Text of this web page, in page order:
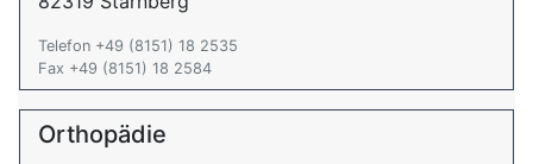
Telefon +49 (8151) 18 2535
Fax +49 (8151) 18 2584
Orthopädie